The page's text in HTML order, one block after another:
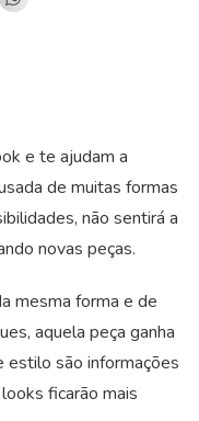
e te ajudam a
de muitas formas
não sentirá a
novas peças.
mesma forma e de
aquela peça ganha
estilo são informações
ficarão mais